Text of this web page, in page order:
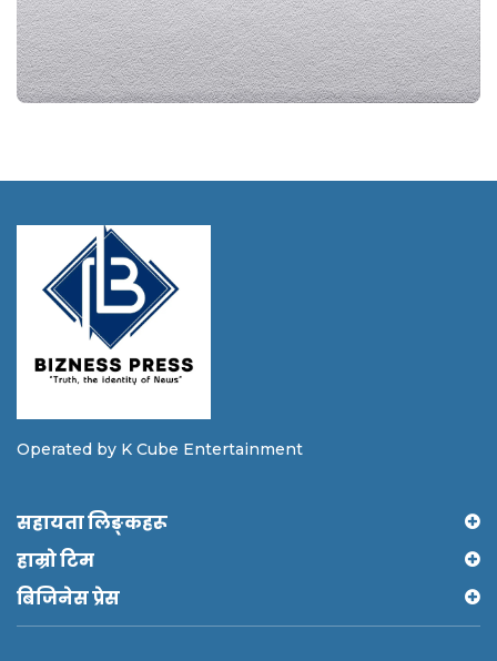
Operated by K Cube Entertainment
सहायता लिङ्कहरू
हाम्रो टिम
बिजिनेस प्रेस